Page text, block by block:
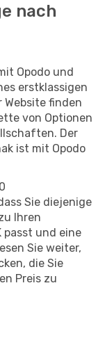
nach
Opodo und
erstklassigen
finden
von Optionen
Der
ist mit Opodo
Sie diejenige
Ihren
passt und eine
Sie weiter,
die Sie
Preis zu